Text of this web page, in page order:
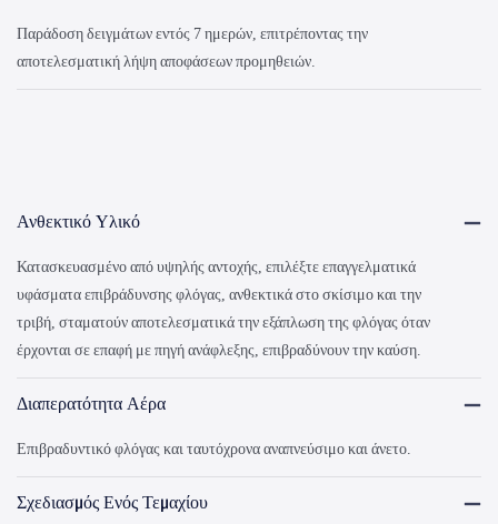
Παράδοση δειγμάτων εντός 7 ημερών, επιτρέποντας την
αποτελεσματική λήψη αποφάσεων προμηθειών.
Ανθεκτικό Υλικό
Κατασκευασμένο από υψηλής αντοχής, επιλέξτε επαγγελματικά
υφάσματα επιβράδυνσης φλόγας, ανθεκτικά στο σκίσιμο και την
τριβή, σταματούν αποτελεσματικά την εξάπλωση της φλόγας όταν
έρχονται σε επαφή με πηγή ανάφλεξης, επιβραδύνουν την καύση.
Διαπερατότητα Αέρα
Επιβραδυντικό φλόγας και ταυτόχρονα αναπνεύσιμο και άνετο.
Σχεδιασμός Ενός Τεμαχίου